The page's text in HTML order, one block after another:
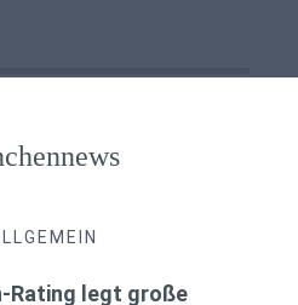
Rating legt große